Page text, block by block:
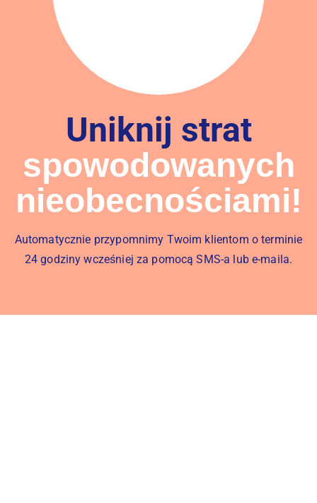
Uniknij strat
spowodowanych
nieobecnościami!
Automatycznie przypomnimy Twoim klientom o terminie
24 godziny wcześniej za pomocą SMS-a lub e-maila.